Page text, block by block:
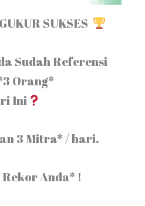
SUKSES
Sudah Referensi
Orang*
Ini
3 Mitra* / hari.
Anda* !